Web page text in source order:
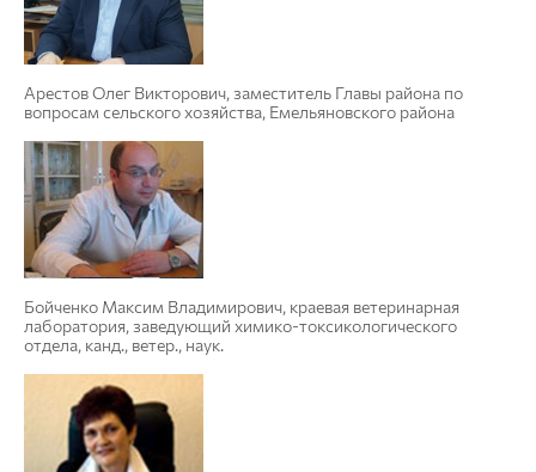
Арестов Олег Викторович, заместитель Главы района по
вопросам сельского хозяйства, Емельяновского района
Бойченко Максим Владимирович, краевая ветеринарная
лаборатория, заведующий химико-токсикологического
отдела, канд., ветер., наук.